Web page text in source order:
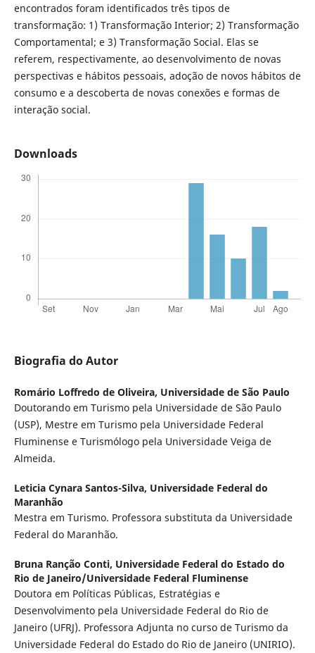
encontrados foram identificados três tipos de
transformação: 1) Transformação Interior; 2) Transformação
Comportamental; e 3) Transformação Social. Elas se
referem, respectivamente, ao desenvolvimento de novas
perspectivas e hábitos pessoais, adoção de novos hábitos de
consumo e a descoberta de novas conexões e formas de
interação social.
Downloads
Biografia do Autor
Romário Loffredo de Oliveira, Universidade de São Paulo
Doutorando em Turismo pela Universidade de São Paulo
(USP), Mestre em Turismo pela Universidade Federal
Fluminense e Turismólogo pela Universidade Veiga de
Almeida.
Leticia Cynara Santos-Silva, Universidade Federal do
Maranhão
Mestra em Turismo. Professora substituta da Universidade
Federal do Maranhão.
Bruna Ranção Conti, Universidade Federal do Estado do
Rio de Janeiro/Universidade Federal Fluminense
Doutora em Políticas Públicas, Estratégias e
Desenvolvimento pela Universidade Federal do Rio de
Janeiro (UFRJ). Professora Adjunta no curso de Turismo da
Universidade Federal do Estado do Rio de Janeiro (UNIRIO).